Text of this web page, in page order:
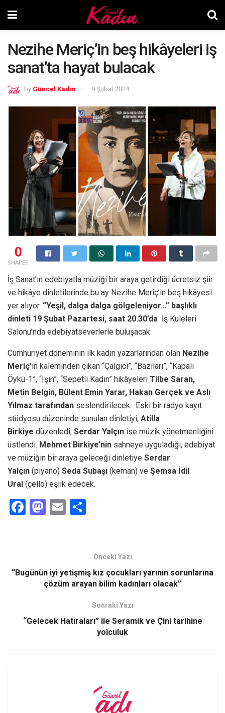
Nezihe Meriç’in beş hikâyeleri iş
sanat’ta hayat bulacak
by Güncel Kadın 9 Şubat 2024
0
SHARES
İş Sanat’ın edebiyatla müziği bir araya getirdiği ücretsiz şiir
ve hikâye dinletilerinde bu ay Nezihe Meriç’in beş hikâyesi
yer alıyor. “Yeşil, dalga dalga gölgeleniyor…” başlıklı
dinleti 19 Şubat Pazartesi, saat 20.30’da İş Kuleleri
Salonu’nda edebiyatseverlerle buluşacak.
Cumhuriyet döneminin ilk kadın yazarlarından olan Nezihe
Meriç’in kaleminden çıkan “Çalgıcı”, “Bazıları”, “Kapalı
Öykü-1”, “Işın”, “Sepetli Kadın” hikâyeleri Tilbe Saran,
Metin Belgin, Bülent Emin Yarar, Hakan Gerçek ve Aslı
Yılmaz tarafından seslendirilecek. Eski bir radyo kayıt
stüdyosu düzeninde sunulan dinletiyi, Atilla
Birkiye düzenledi, Serdar Yalçın ise müzik yönetmenliğini
üstlendi. Mehmet Birkiye’nin sahneye uyguladığı, edebiyat
ve müziğin bir araya geleceği dinletiye Serdar
Yalçın (piyano) Seda Subaşı (keman) ve Şemsa İdil
Ural (çello) eşlik edecek.
F
o
M
d
o
E
Önceki Yazı
“Bugünün iyi yetişmiş kız çocukları yarının sorunlarına
çözüm arayan bilim kadınları olacak”
Sonraki Yazı
“Gelecek Hatıraları” ile Seramik ve Çini tarihine
yolculuk